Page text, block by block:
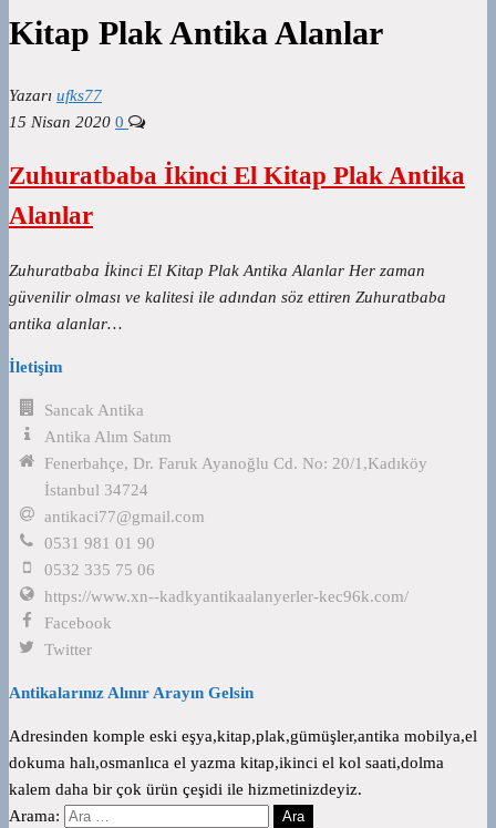
Kitap Plak Antika Alanlar
Yazarı ufks77
15 Nisan 2020 0
Zuhuratbaba İkinci El Kitap Plak Antika
Alanlar
Zuhuratbaba İkinci El Kitap Plak Antika Alanlar Her zaman
güvenilir olması ve kalitesi ile adından söz ettiren Zuhuratbaba
antika alanlar…
İletişim
Sancak Antika
Antika Alım Satım
Fenerbahçe, Dr. Faruk Ayanoğlu Cd. No: 20/1,Kadıköy
İstanbul 34724
antikaci77@gmail.com
0531 981 01 90
0532 335 75 06
https://www.xn--kadkyantikaalanyerler-kec96k.com/
Facebook
Twitter
Antikalarınız Alınır Arayın Gelsin
Adresinden komple eski eşya,kitap,plak,gümüşler,antika mobilya,el
dokuma halı,osmanlıca el yazma kitap,ikinci el kol saati,dolma
kalem daha bir çok ürün çeşidi ile hizmetinizdeyiz.
Arama: